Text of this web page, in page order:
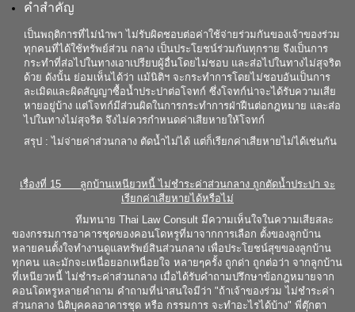
คำสำคัญ
เป็นพฤติการที่ไม่นำพา ไม่รับผิดชอบต่อค่าใช้จ่ายร่วมกันของเจ้าของร่วม
ทุกคนที่ได้ใช้ทรัพย์ส่วน กลาง เป็นประโยชน์ร่วมกันทุกราย จึงเป็นการ
กระทำที่ส่อไปในทางเอาเปรียบผู้อื่นโดยไม่ชอบ และส่อไปในทางไม่สุจริต
ด้วย ดังนั้น ย่อมเห็นได้ว่า แม้นิติฯ จะกระทำการโดยไม่ชอบอันเป็นการ
ละเมิดและผิดสัญญาซื้อน้ำประปาต่อโจทก์ ซึ่งโจทก์น่าจะได้รับความเสีย
หายอยู่บ้าง แต่โจทก์มีส่วนผิดในการกระทำการฝ่าฝืนต่อกฎหมาย และส่อ
ไปในทางไม่สุจริต จึงไม่ควรกำหนดค่าเสียหายให้โจทก์
สรุป : ไม่จ่ายค่าส่วนกลาง ตัดน้ำไม่ได้ แต่ก็เรียกค่าเสียหายไม่ได้เช่นกัน
เรื่องที่ 15 ลูกบ้านเหนียวหนี้ ไม่ชำระค่าส่วนกลาง ถูกตัดน้ำประปา จะ
เรียกค่าเสียหายได้หรือไม่
ทีมทนาย Thai Law Consult มีความเห็นใจในความเสียสละ
ของกรรมการอาคารชุดของคอนโดหรูที่มาจากการเลือก ตั้งของลูกบ้าน
หลายคนตั้งใจทำงานดูแลทรัพย์สินส่วนกลาง เพื่อประโยชน์สุขของลูกบ้าน
ทุกคน และมักจะเหนื่อยอกเหนื่อยใจ หลายๆครั้ง ถูกด่า ถูกต่อว่า จากลูกบ้าน
ที่เหนียวหนี้ ไม่ชำระค่าส่วนกลาง เมื่อได้รับคำถามปรึกษาข้อกฎหมายจาก
คอนโดหรูหลายคำถาม คำถามที่น่าสนใจมีว่า "ถ้าเจ้าของร่วม ไม่ชำระค่า
ส่วนกลาง นิติบุคคลอาคารชุด หรือ กรรมการ จะทำอะไรได้บ้าง" พี่ตุ๊กตา